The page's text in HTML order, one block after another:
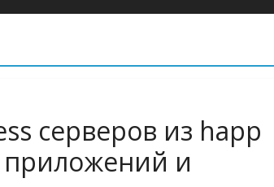
серверов из happ
приложений и